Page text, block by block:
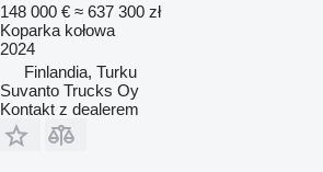
148 000 € ≈ 637 300 zł
Koparka kołowa
2024
Finlandia, Turku
Suvanto Trucks Oy
Kontakt z dealerem